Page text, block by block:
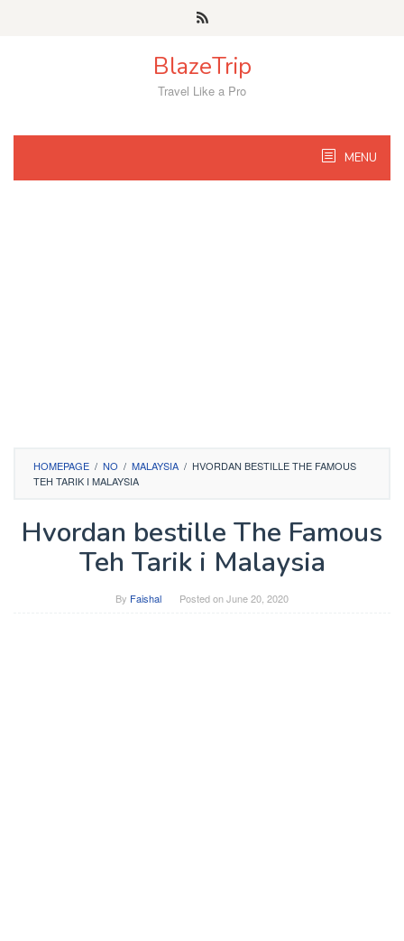
BlazeTrip
Travel Like a Pro
MENU
HOMEPAGE / NO / MALAYSIA / HVORDAN BESTILLE THE FAMOUS
TEH TARIK I MALAYSIA
Hvordan bestille The Famous
Teh Tarik i Malaysia
By Faishal Posted onJune 20, 2020